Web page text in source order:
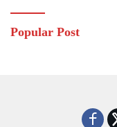
Popular Post